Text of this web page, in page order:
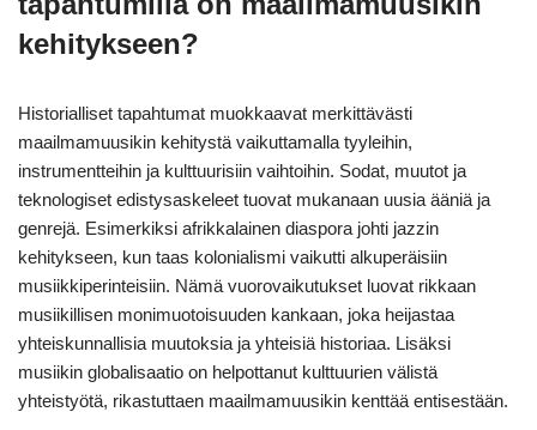
kehitykseen?
Historialliset tapahtumat muokkaavat merkittävästi
maailmamuusikin kehitystä vaikuttamalla tyyleihin,
instrumentteihin ja kulttuurisiin vaihtoihin. Sodat, muutot ja
teknologiset edistysaskeleet tuovat mukanaan uusia ääniä ja
genrejä. Esimerkiksi afrikkalainen diaspora johti jazzin
kehitykseen, kun taas kolonialismi vaikutti alkuperäisiin
musiikkiperinteisiin. Nämä vuorovaikutukset luovat rikkaan
musiikillisen monimuotoisuuden kankaan, joka heijastaa
yhteiskunnallisia muutoksia ja yhteisiä historiaa. Lisäksi
musiikin globalisaatio on helpottanut kulttuurien välistä
yhteistyötä, rikastuttaen maailmamuusikin kenttää entisestään.